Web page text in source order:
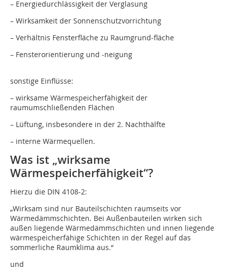
– Energiedurchlässigkeit der Verglasung
– Wirksamkeit der Sonnenschutzvorrichtung
– Verhältnis Fensterfläche zu Raumgrund-fläche
– Fensterorientierung und -neigung
sonstige Einflüsse:
– wirksame Wärmespeicherfähigkeit der
raumumschließenden Flächen
– Lüftung, insbesondere in der 2. Nachthälfte
– interne Wärmequellen.
Was ist „wirksame
Wärmespeicherfähigkeit“?
Hierzu die DIN 4108-2:
„Wirksam sind nur Bauteilschich­ten raumseits vor
Wärmedämmschichten. Bei Außenbauteilen wirken sich
außen liegende Wärmedämmschichten und innen liegende
wärmespeicherfähige Schichten in der Regel auf das
sommerliche Raumklima aus.“
und